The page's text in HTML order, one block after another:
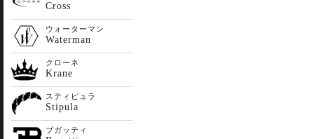
Cross
ウォーターマン
Waterman
クローネ
Krane
スティピュラ
Stipula
ブガッティ